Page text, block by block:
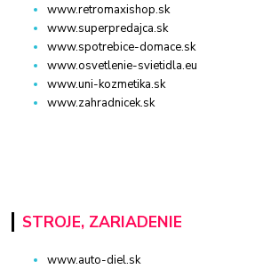
www.retromaxishop.sk
www.superpredajca.sk
www.spotrebice-domace.sk
www.osvetlenie-svietidla.eu
www.uni-kozmetika.sk
www.zahradnicek.sk
STROJE, ZARIADENIE
www.auto-diel.sk